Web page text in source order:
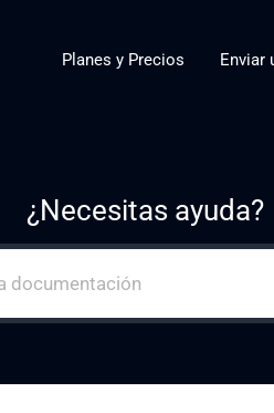
Planes y Precios Enviar
¿Necesitas ayuda?